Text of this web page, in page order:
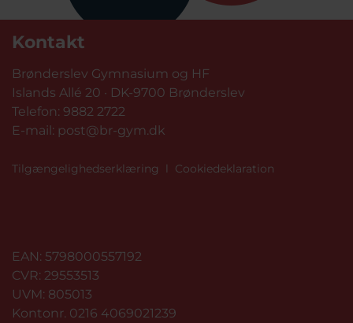
Kontakt
Brønderslev Gymnasium og HF
Islands Allé 20 · DK-9700 Brønderslev
Telefon: 9882 2722
E-mail: post@br-gym.dk
Tilgængelighedserklæring l Cookiedeklaration
EAN: 5798000557192
CVR: 29553513
UVM: 805013
Kontonr. 0216 4069021239